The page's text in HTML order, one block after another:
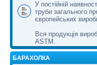
У постійній
труби загального
європейських
Вся продукція
ASTM.
БАРАХОЛКА